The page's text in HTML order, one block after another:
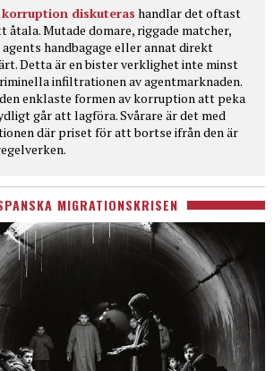
diskuteras handlar det oftast
åtala. Mutade domare, riggade matcher,
handbagage eller annat direkt
Detta är en bister verklighet inte minst
infiltrationen av agentmarknaden.
enklaste formen av korruption att peka
går att lagföra. Svårare är det med
där priset för att bortse ifrån den är
MIGRATIONSKRISEN